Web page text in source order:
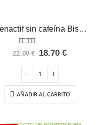
Drenactif sin cafeína Bisiluet Intersa 500 ml
5.00out of 5
22.00€ El
era:
22.00 €.
18.70€El
18.70 €.
AÑADIR AL CARRITO